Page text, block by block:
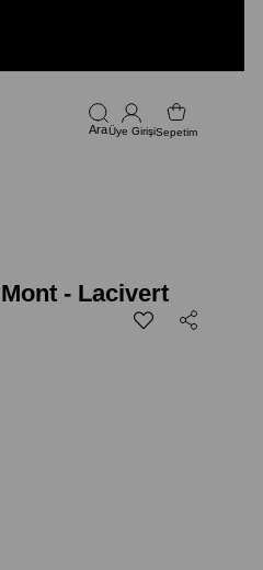
Üye GirişiSepetim
- Lacivert